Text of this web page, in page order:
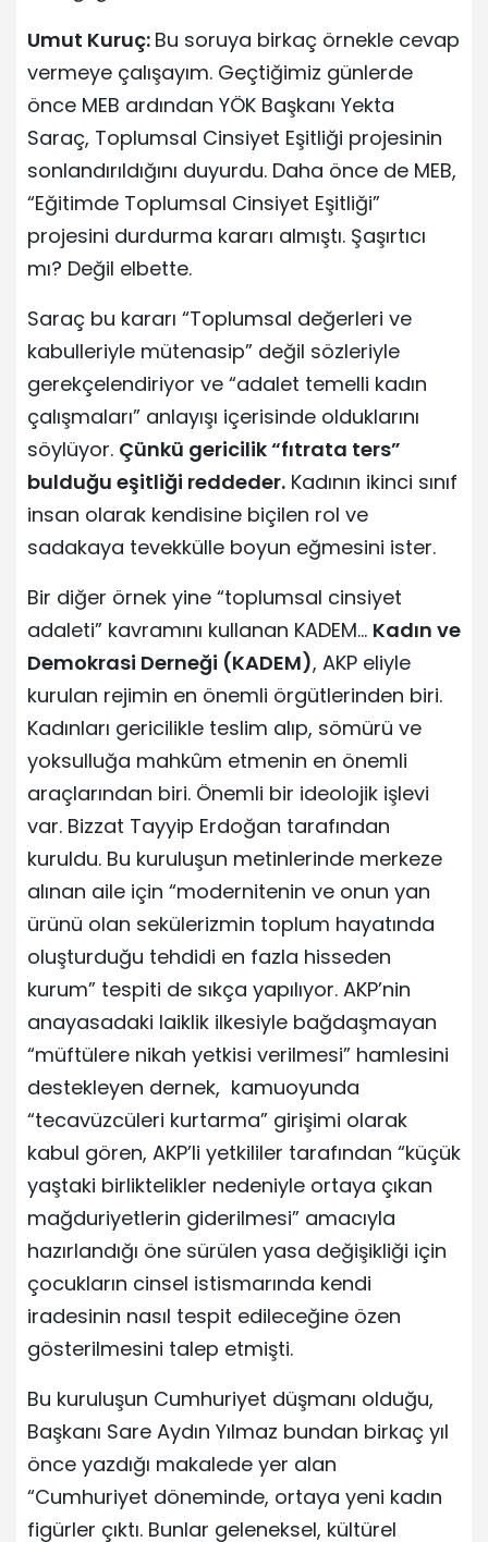
Umut Kuruç: Bu soruya birkaç örnekle cevap
vermeye çalışayım. Geçtiğimiz günlerde
önce MEB ardından YÖK Başkanı Yekta
Saraç, Toplumsal Cinsiyet Eşitliği projesinin
sonlandırıldığını duyurdu. Daha önce de MEB,
“Eğitimde Toplumsal Cinsiyet Eşitliği”
projesini durdurma kararı almıştı. Şaşırtıcı
mı? Değil elbette.
Saraç bu kararı “Toplumsal değerleri ve
kabulleriyle mütenasip” değil sözleriyle
gerekçelendiriyor ve “adalet temelli kadın
çalışmaları” anlayışı içerisinde olduklarını
söylüyor. Çünkü gericilik “fıtrata ters”
bulduğu eşitliği reddeder. Kadının ikinci sınıf
insan olarak kendisine biçilen rol ve
sadakaya tevekkülle boyun eğmesini ister.
Bir diğer örnek yine “toplumsal cinsiyet
adaleti” kavramını kullanan KADEM… Kadın ve
Demokrasi Derneği (KADEM), AKP eliyle
kurulan rejimin en önemli örgütlerinden biri.
Kadınları gericilikle teslim alıp, sömürü ve
yoksulluğa mahkûm etmenin en önemli
araçlarından biri. Önemli bir ideolojik işlevi
var. Bizzat Tayyip Erdoğan tarafından
kuruldu. Bu kuruluşun metinlerinde merkeze
alınan aile için “modernitenin ve onun yan
ürünü olan sekülerizmin toplum hayatında
oluşturduğu tehdidi en fazla hisseden
kurum” tespiti de sıkça yapılıyor. AKP’nin
anayasadaki laiklik ilkesiyle bağdaşmayan
“müftülere nikah yetkisi verilmesi” hamlesini
destekleyen dernek, kamuoyunda
“tecavüzcüleri kurtarma” girişimi olarak
kabul gören, AKP’li yetkililer tarafından “küçük
yaştaki birliktelikler nedeniyle ortaya çıkan
mağduriyetlerin giderilmesi” amacıyla
hazırlandığı öne sürülen yasa değişikliği için
çocukların cinsel istismarında kendi
iradesinin nasıl tespit edileceğine özen
gösterilmesini talep etmişti.
Bu kuruluşun Cumhuriyet düşmanı olduğu,
Başkanı Sare Aydın Yılmaz bundan birkaç yıl
önce yazdığı makalede yer alan
“Cumhuriyet döneminde, ortaya yeni kadın
figürler çıktı. Bunlar geleneksel, kültürel